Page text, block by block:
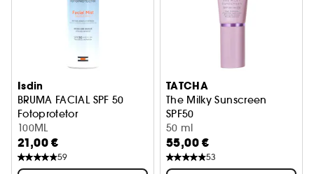
Isdin
BRUMA FACIAL SPF 50
Fotoprotetor
100ML
21,00 €
59
TATCHA
The Milky Sunscreen
SPF50
proteção UV
50 ml
55,00 €
53